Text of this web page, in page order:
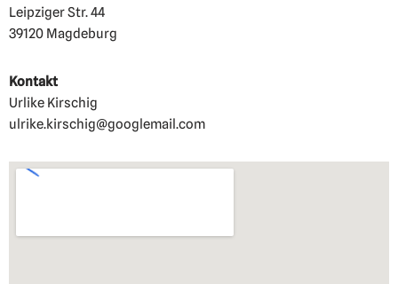
Leipziger Str. 44
39120 Magdeburg
Kontakt
Urlike Kirschig
ulrike.kirschig@googlemail.com